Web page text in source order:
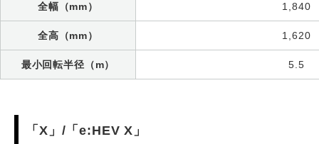
全幅（mm） 1,840
全高（mm） 1,620
最小回転半径（m） 5.5
「X」/「e:HEV X」